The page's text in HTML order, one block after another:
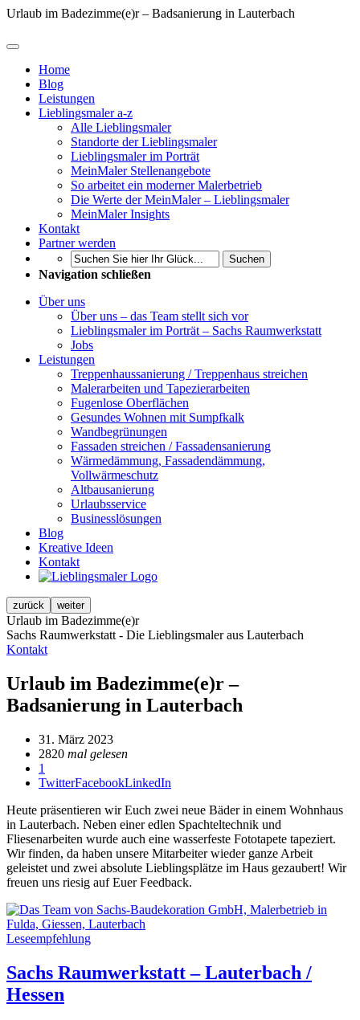
Urlaub im Badezimme(e)r – Badsanierung in Lauterbach
Home
Blog
Leistungen
Lieblingsmaler a-z
Alle Lieblingsmaler
Standorte der Lieblingsmaler
Lieblingsmaler im Porträt
MeinMaler Stellenangebote
So arbeitet ein moderner Malerbetrieb
Die Werte der MeinMaler – Lieblingsmaler
MeinMaler Insights
Kontakt
Partner werden
Suchen
Navigation schließen
Über uns
Über uns – das Team stellt sich vor
Lieblingsmaler im Porträt – Sachs Raumwerkstatt
Jobs
Leistungen
Treppenhaussanierung / Treppenhaus streichen
Malerarbeiten und Tapezierarbeiten
Fugenlose Oberflächen
Gesundes Wohnen mit Sumpfkalk
Wandbegrünungen
Fassaden streichen / Fassadensanierung
Wärmedämmung, Fassadendämmung,
Vollwärmeschutz
Altbausanierung
Urlaubsservice
Businesslösungen
Blog
Kreative Ideen
Kontakt
zurück weiter
Urlaub im Badezimme(e)r
Sachs Raumwerkstatt - Die Lieblingsmaler aus Lauterbach
Kontakt
Urlaub im Badezimme(e)r –
Badsanierung in Lauterbach
31. März 2023
2820 mal gelesen
1
TwitterFacebookLinkedIn
Heute präsentieren wir Euch zwei neue Bäder in einem Wohnhaus
in Lauterbach. Neben einer edlen Spachteltechnik und
Fliesenarbeiten wurde auch eine wasserfeste Fototapete tapeziert.
Wir finden, da haben unsere Mitarbeiter wieder ganze Arbeit
geleistet und zwei absolute Lieblingsplätze im Haus gezaubert! Wir
freuen uns riesig auf Euer Feedback.
Leseempfehlung
Sachs Raumwerkstatt – Lauterbach /
Hessen